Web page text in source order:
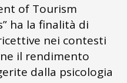
of Tourism
ha la finalità di
nei contesti
il rendimento
dalla psicologia